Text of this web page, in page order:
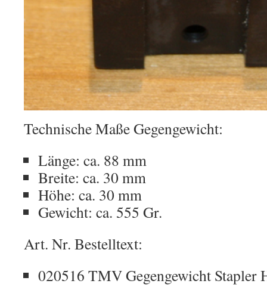
Technische Maße Gegengewicht:
Länge: ca. 88 mm
Breite: ca. 30 mm
Höhe: ca. 30 mm
Gewicht: ca. 555 Gr.
Art. Nr. Bestelltext:
020516 TMV Gegengewicht Stapler